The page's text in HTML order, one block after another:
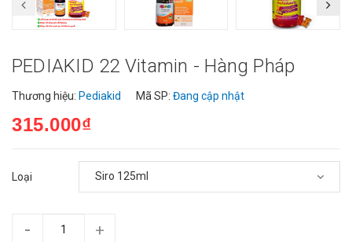
PEDIAKID 22 Vitamin - Hàng Pháp
Thương hiệu: Pediakid Mã SP: Đang cập nhật
315.000₫
Loại
- +